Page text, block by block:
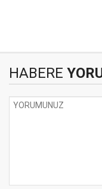
HABERE